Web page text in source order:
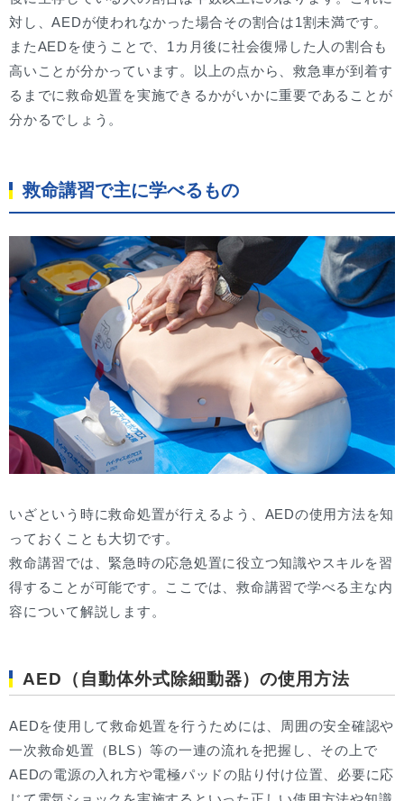
対し、AEDが使われなかった場合その割合は1割未満です。
またAEDを使うことで、1カ月後に社会復帰した人の割合も
高いことが分かっています。以上の点から、救急車が到着す
るまでに救命処置を実施できるかがいかに重要であることが
分かるでしょう。
救命講習で主に学べるもの
いざという時に救命処置が行えるよう、AEDの使用方法を知
っておくことも大切です。
救命講習では、緊急時の応急処置に役立つ知識やスキルを習
得することが可能です。ここでは、救命講習で学べる主な内
容について解説します。
AED（自動体外式除細動器）の使用方法
AEDを使用して救命処置を行うためには、周囲の安全確認や
一次救命処置（BLS）等の一連の流れを把握し、その上で
AEDの電源の入れ方や電極パッドの貼り付け位置、必要に応